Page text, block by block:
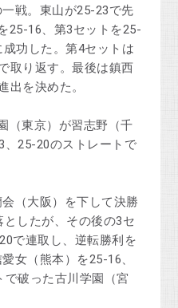
一戦。東山が25-23で先
25-16、第3セットを25-
功した。第4セットは
取り返す。最後は鎮西
出を決めた。
（東京）が習志野（千
25-20のストレートで
（大阪）を下して決勝
したが、その後の3セ
で連取し、逆転勝利を
女（熊本）を25-16、
破った古川学園（宮